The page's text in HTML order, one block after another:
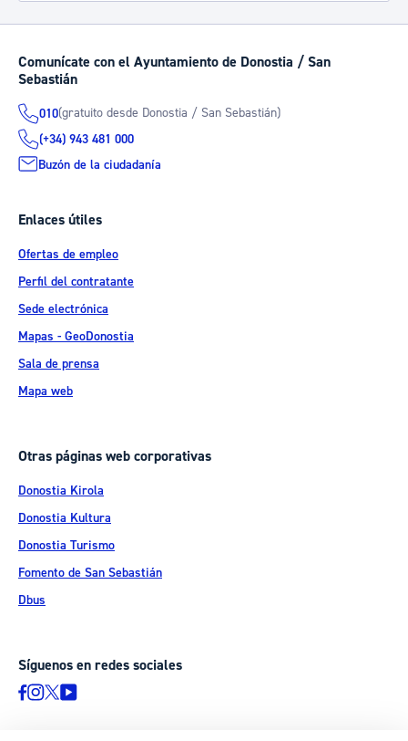
Comunícate con el Ayuntamiento de Donostia / San
Sebastián
010(gratuito desde Donostia / San Sebastián)
(+34) 943 481 000
Buzón de la ciudadanía
Enlaces útiles
Ofertas de empleo
Perfil del contratante
Sede electrónica
Mapas - GeoDonostia
Sala de prensa
Mapa web
Otras páginas web corporativas
Donostia Kirola
Donostia Kultura
Donostia Turismo
Fomento de San Sebastián
Dbus
Síguenos en redes sociales